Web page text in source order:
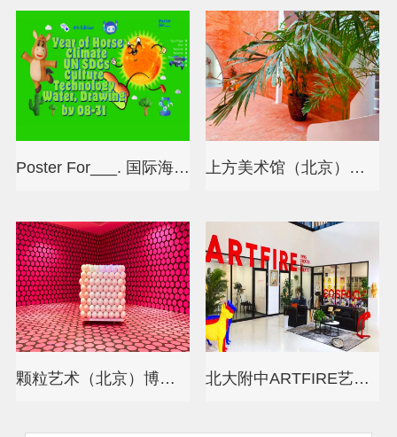
Poster For___. 国际海报设计大赛 上方美术馆（北京）雅集空间
颗粒艺术（北京）博物馆 北大附中ARTFIRE艺术美学体验空间